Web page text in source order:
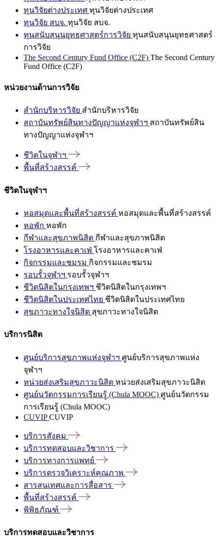
ทุนวิจัยต่างประเทศ ทุนวิจัยต่างประเทศ
ทุนวิจัย สบจ. ทุนวิจัย สบจ.
ทุนสนับสนุนยุทธศาสตร์การวิจัย ทุนสนับสนุนยุทธศาสตร์
การวิจัย
The Second Century Fund Office (C2F) The Second Century
Fund Office (C2F)
หน่วยงานด้านการวิจัย
สำนักบริหารวิจัย สำนักบริหารวิจัย
สถาบันทรัพย์สินทางปัญญาแห่งจุฬาฯ สถาบันทรัพย์สิน
ทางปัญญาแห่งจุฬาฯ
ชีวิตในจุฬาฯ
พื้นที่สร้างสรรค์
ชีวิตในจุฬาฯ
หอสมุดและพื้นที่สร้างสรรค์ หอสมุดและพื้นที่สร้างสรรค์
หอพัก หอพัก
กีฬาและสุขภาพนิสิต กีฬาและสุขภาพนิสิต
โรงอาหารและคาเฟ่ โรงอาหารและคาเฟ่
กิจกรรมและชมรม กิจกรรมและชมรม
รอบรั้วจุฬาฯ รอบรั้วจุฬาฯ
ชีวิตนิสิตในกรุงเทพฯ ชีวิตนิสิตในกรุงเทพฯ
ชีวิตนิสิตในประเทศไทย ชีวิตนิสิตในประเทศไทย
สุขภาวะทางใจนิสิต สุขภาวะทางใจนิสิต
บริการนิสิต
ศูนย์บริการสุขภาพแห่งจุฬาฯ ศูนย์บริการสุขภาพแห่ง
จุฬาฯ
หน่วยส่งเสริมสุขภาวะนิสิต หน่วยส่งเสริมสุขภาวะนิสิต
ศูนย์นวัตกรรมการเรียนรู้ (Chula MOOC) ศูนย์นวัตกรรม
การเรียนรู้ (Chula MOOC)
CUVIPCUVIP
บริการสังคม
บริการทดสอบและวิชาการ
บริการทางการแพทย์
บริการตรวจวิเคราะห์คุณภาพ
สารสนเทศและการสื่อสาร
พื้นที่สร้างสรรค์
พิพิธภัณฑ์
บริการทดสอบและวิชาการ